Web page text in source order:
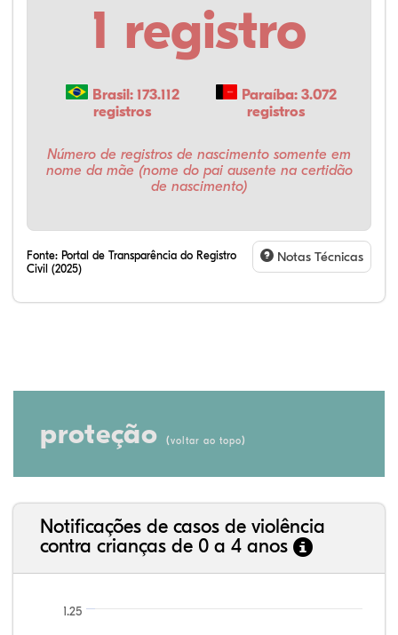
1 registro
Brasil: 173.112
registros
Paraíba: 3.072
registros
Número de registros de nascimento somente em
nome da mãe (nome do pai ausente na certidão
de nascimento)
Fonte: Portal de Transparência do Registro
Civil (2025)
Notas Técnicas
proteção (voltar ao topo)
Notificações de casos de violência
contra crianças de 0 a 4 anos
1.25